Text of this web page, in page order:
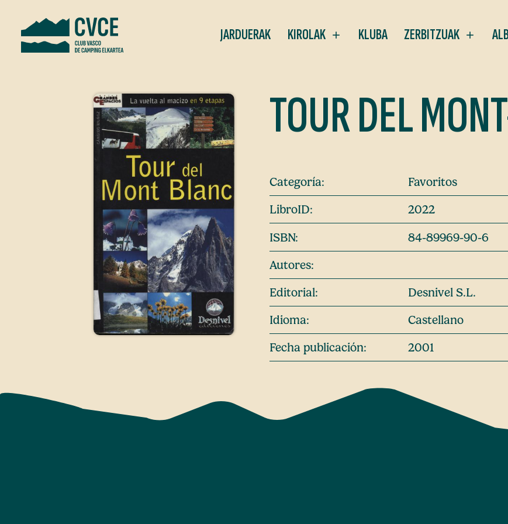
JARDUERAK KIROLAK KLUBA ZERBITZUAK
TOUR DEL
Categoría:
Favoritos
LibroID:
2022
ISBN:
84-89969-90-6
Autores:
Editorial:
Desnivel S.L.
Idioma:
Castellano
Fecha publicación:
2001